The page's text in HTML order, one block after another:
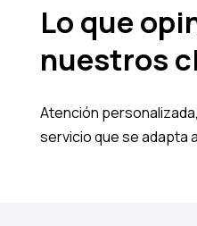
Lo que
nuestros
Atención
servicio que se adapta